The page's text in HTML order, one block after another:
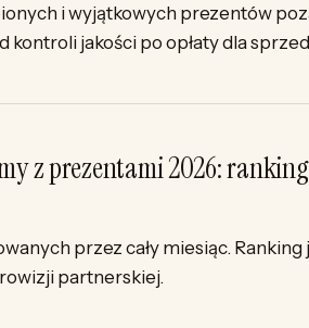
i wyjątkowych prezentów
jakości po opłaty dla
z prezentami 2026:
przez cały miesiąc.
partnerskiej.